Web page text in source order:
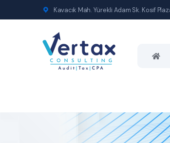
Kavacık Mah. Yürekli Adam Sk. Kosif